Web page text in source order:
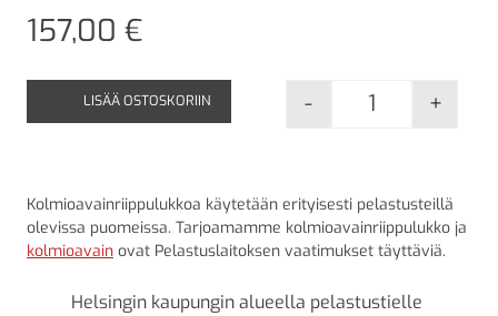
157,00 €
- +
LISÄÄ OSTOSKORIIN
Kolmioavainriippulukkoa käytetään erityisesti pelastusteillä
olevissa puomeissa. Tarjoamamme kolmioavainriippulukko ja
kolmioavain ovat Pelastuslaitoksen vaatimukset täyttäviä.
Helsingin kaupungin alueella pelastustielle